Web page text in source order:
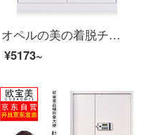
オペルの美の着脱チェイトキャビネットの資料の箱のロッカーの鉄の皮の戸棚の暖かさの白色の1030高
¥5173~